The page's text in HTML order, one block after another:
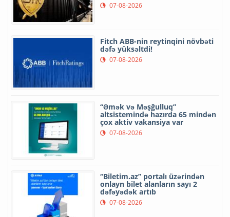
07-08-2026
Fitch ABB-nin reytinqini növbəti
dəfə yüksəltdi!
07-08-2026
“Əmək və Məşğulluq”
altsistemində hazırda 65 mindən
çox aktiv vakansiya var
07-08-2026
“Biletim.az” portalı üzərindən
onlayn bilet alanların sayı 2
dəfəyədək artıb
07-08-2026